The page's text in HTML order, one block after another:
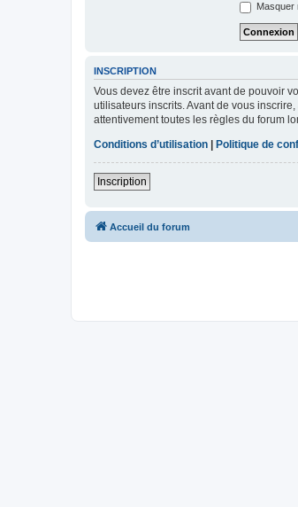
Masquer
INSCRIPTION
Vous devez être inscrit avant de pouvoir
utilisateurs inscrits. Avant de vous
attentivement toutes les règles du forum
Conditions d’utilisation
Politique de
Inscription
Accueil du forum